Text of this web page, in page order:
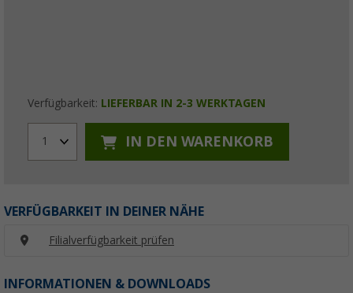
Verfügbarkeit: LIEFERBAR IN 2-3 WERKTAGEN
1 IN DEN WARENKORB
VERFÜGBARKEIT IN DEINER NÄHE
Filialverfügbarkeit prüfen
INFORMATIONEN & DOWNLOADS